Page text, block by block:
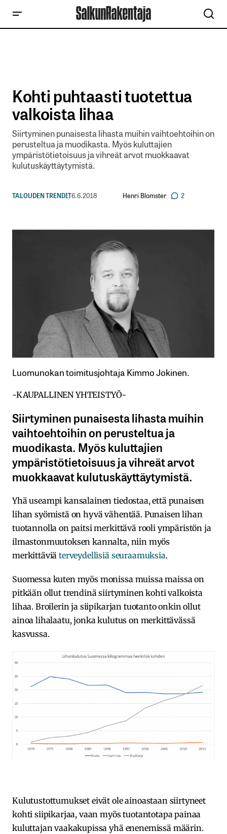
Kohti puhtaasti tuotettua
valkoista lihaa
Siirtyminen punaisesta lihasta muihin vaihtoehtoihin on
perusteltua ja muodikasta. Myös kuluttajien
ympäristötietoisuus ja vihreät arvot muokkaavat
kulutuskäyttäytymistä.
TALOUDEN TRENDIT6.6.2018 Henri Blomster 2
Luomunokan toimitusjohtaja Kimmo Jokinen.
-KAUPALLINEN YHTEISTYÖ-
Siirtyminen punaisesta lihasta muihin
vaihtoehtoihin on perusteltua ja
muodikasta. Myös kuluttajien
ympäristötietoisuus ja vihreät arvot
muokkaavat kulutuskäyttäytymistä.
Yhä useampi kansalainen tiedostaa, että punaisen
lihan syömistä on hyvä vähentää. Punaisen lihan
tuotannolla on paitsi merkittävä rooli ympäristön ja
ilmastonmuutoksen kannalta, niin myös
merkittäviäterveydellisiä seuraamuksia.
Suomessa kuten myös monissa muissa maissa on
pitkään ollut trendinä siirtyminen kohti valkoista
lihaa. Broilerin ja siipikarjan tuotanto onkin ollut
ainoa lihalaatu, jonka kulutus on merkittävässä
kasvussa.
Kulutustottumukset eivät ole ainoastaan siirtyneet
kohti siipikarjaa, vaan myös tuotantotapa painaa
kuluttajan vaakakupissa yhä enenemissä määrin.